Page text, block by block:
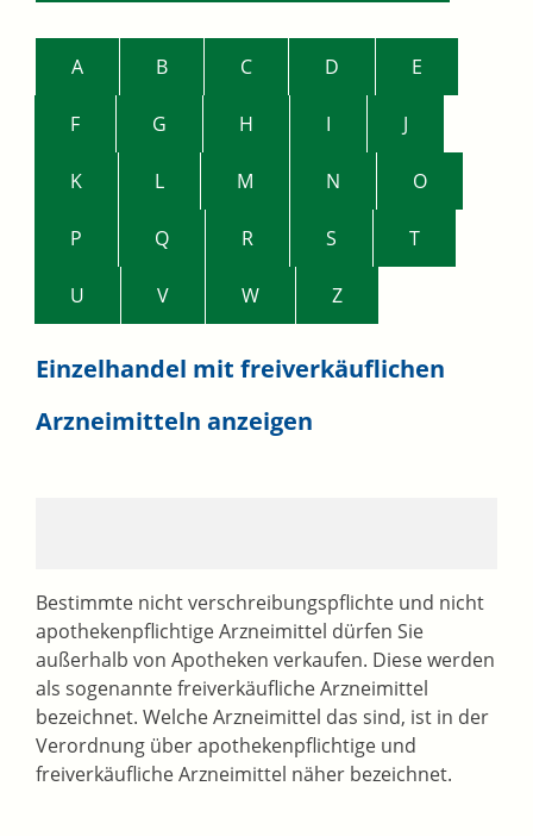
A B C D E
F G H I J
K L M N O
P Q R S T
U V W Z
Einzelhandel mit freiverkäuflichen
Arzneimitteln anzeigen
Bestimmte nicht verschreibungspflichte und nicht
apothekenpflichtige Arzneimittel dürfen Sie
außerhalb von Apotheken verkaufen. Diese werden
als sogenannte freiverkäufliche Arzneimittel
bezeichnet. Welche Arzneimittel das sind, ist in der
Verordnung über apothekenpflichtige und
freiverkäufliche Arzneimittel näher bezeichnet.